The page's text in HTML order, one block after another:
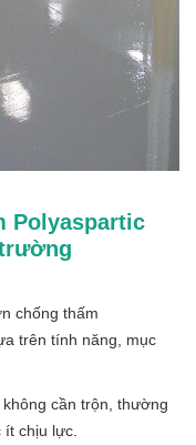
Polyaspartic
chống thấm
trên tính năng, mục
cần trộn, thường
chịu lực.